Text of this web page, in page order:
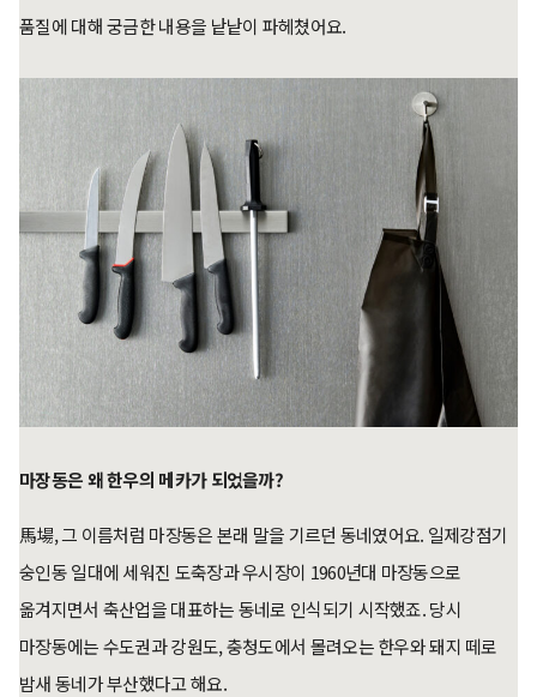
품질에 대해 궁금한 내용을 낱낱이 파헤쳤어요.
마장동은 왜 한우의 메카가 되었을까?
馬場, 그 이름처럼 마장동은 본래 말을 기르던 동네였어요. 일제강점기
숭인동 일대에 세워진 도축장과 우시장이 1960년대 마장동으로
옮겨지면서 축산업을 대표하는 동네로 인식되기 시작했죠. 당시
마장동에는 수도권과 강원도, 충청도에서 몰려오는 한우와 돼지 떼로
밤새 동네가 부산했다고 해요.